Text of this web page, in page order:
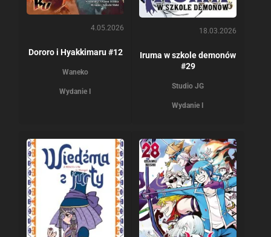
4.05.2026
Dororo i Hyakkimaru #12
Waneko
Wydanie I
18.03.2026
Iruma w szkole demonów
#29
Studio JG
Wydanie I